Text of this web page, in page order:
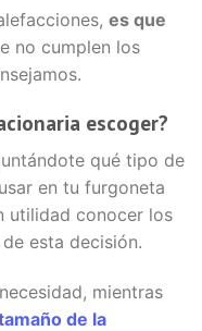
es que
no cumplen los
escoger?
qué tipo de
en tu furgoneta
utilidad conocer los
esta decisión.
mientras
de la